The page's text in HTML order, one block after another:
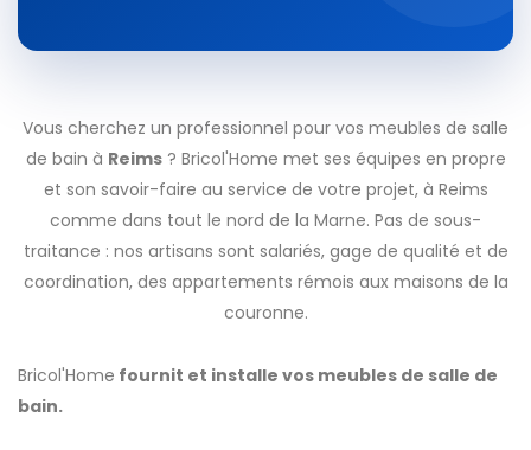
Vous cherchez un professionnel pour vos meubles de salle
de bain à Reims? Bricol'Home met ses équipes en propre
et son savoir-faire au service de votre projet, à Reims
comme dans tout le nord de la Marne. Pas de sous-
traitance : nos artisans sont salariés, gage de qualité et de
coordination, des appartements rémois aux maisons de la
couronne.
Bricol'Home fournit et installe vos meubles de salle de
bain.